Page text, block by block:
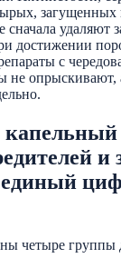
загущенных
удаляют
достижении
с
не опрыскивают,
капельный
и
четыре